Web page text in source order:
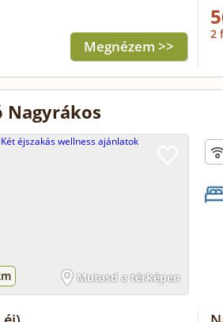
Megnézem >>
2
Nagyrákos
Mutasd a térképen